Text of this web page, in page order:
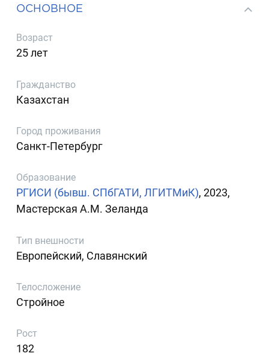
ОСНОВНОЕ
Возраст
25 лет
Гражданство
Казахстан
Город проживания
Санкт-Петербург
Образование
РГИСИ (бывш. СПбГАТИ, ЛГИТМиК), 2023,
Мастерская А.М. Зеланда
Тип внешности
Европейский, Славянский
Телосложение
Стройное
Рост
182